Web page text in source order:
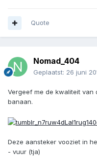
Quote
Nomad_404
Geplaatst: 26 juni
Vergeef me de kwaliteit van
banaan.
Deze aansteker vooziet in
- vuur (tja)